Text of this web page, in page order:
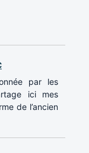
par les
ici mes
de l’ancien